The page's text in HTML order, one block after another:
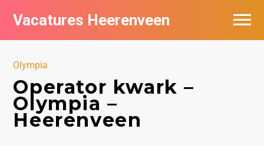
Vacatures Heerenveen
Olympia
Operator kwark –
Olympia –
Heerenveen
Vacatures per bedrijf
De populairste vacatures in Heerenveen
Nieuwsbrief feed